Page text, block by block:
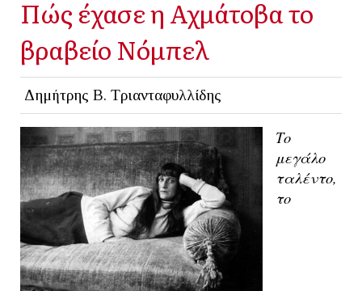
Πώς έχασε η Αχμάτοβα το
βραβείο Νόμπελ
Δημήτρης Β. Τριανταφυλλίδης
Το
μεγάλο
ταλέντο,
το